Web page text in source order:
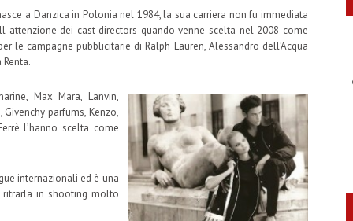
a Danzica in Polonia nel 1984, la sua carriera non fu immediata
attenzione dei cast directors quando venne scelta nel 2008 come
le campagne pubblicitarie di Ralph Lauren, Alessandro dell’Acqua
Renta.
Max Mara, Lanvin,
Givenchy parfums, Kenzo,
l’hanno scelta come
internazionali ed è una
ritrarla in shooting molto